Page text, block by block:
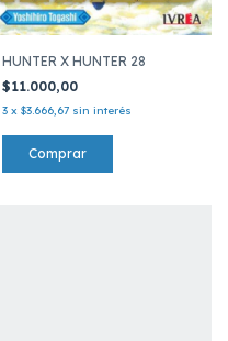
HUNTER X HUNTER 28
$11.000,00
3 x $3.666,67 sin interés